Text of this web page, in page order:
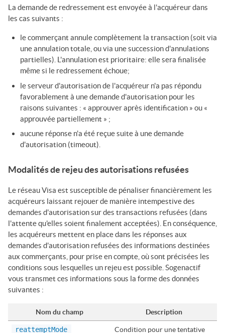
La demande de redressement est envoyée à l'acquéreur dans
les cas suivants :
le commerçant annule complètement la transaction (soit via
une annulation totale, ou via une succession d'annulations
partielles). L'annulation est prioritaire: elle sera finalisée
même si le redressement échoue;
le serveur d'autorisation de l'acquéreur n'a pas répondu
favorablement à une demande d'autorisation pour les
raisons suivantes : « approuver après identification » ou «
approuvée partiellement » ;
aucune réponse n'a été reçue suite à une demande
d'autorisation (timeout).
Modalités de rejeu des autorisations refusées
Le réseauVisa est susceptible de pénaliser financièrement les
acquéreurs laissant rejouer de manière intempestive des
demandes d'autorisation sur des transactions refusées (dans
l'attente qu'elles soient finalement acceptées). En conséquence,
les acquéreurs mettent en place dans les réponses aux
demandes d'autorisation refusées des informations destinées
aux commerçants, pour prise en compte, où sont précisées les
conditions sous lesquelles un rejeu est possible. Sogenactif
vous transmet ces informations sous la forme des données
suivantes :
Nom du champ Description
reattemptMode
Condition pour une tentative